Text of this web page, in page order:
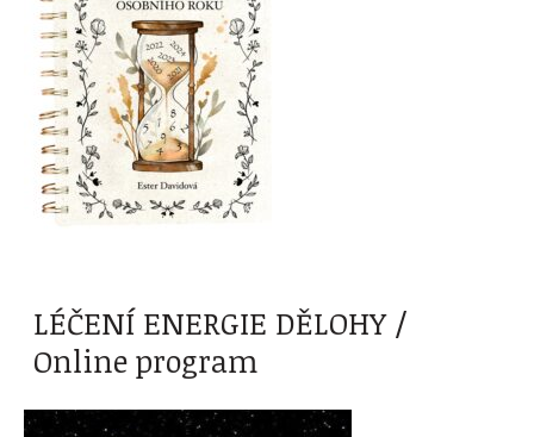
LÉČENÍ ENERGIE DĚLOHY /
Online program